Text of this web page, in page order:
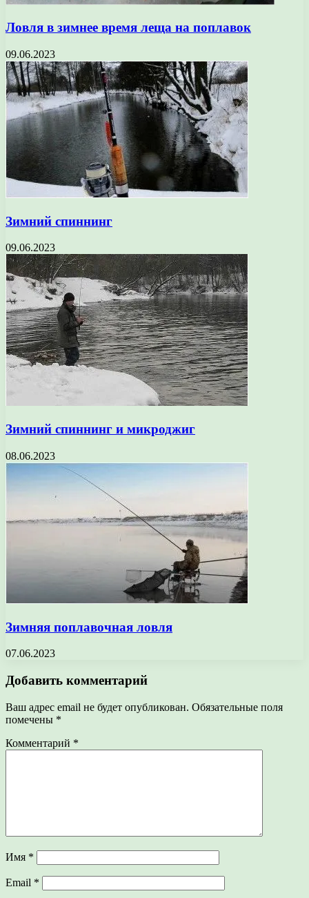
Ловля в зимнее время леща на поплавок
09.06.2023
Зимний спиннинг
09.06.2023
Зимний спиннинг и микроджиг
08.06.2023
Зимняя поплавочная ловля
07.06.2023
Добавить комментарий
Ваш адрес email не будет опубликован. Обязательные поля
помечены *
Комментарий *
Имя *
Email *